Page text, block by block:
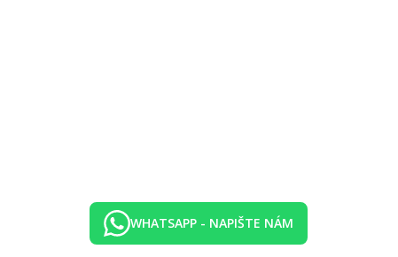
WHATSAPP - NAPIŠTE NÁM